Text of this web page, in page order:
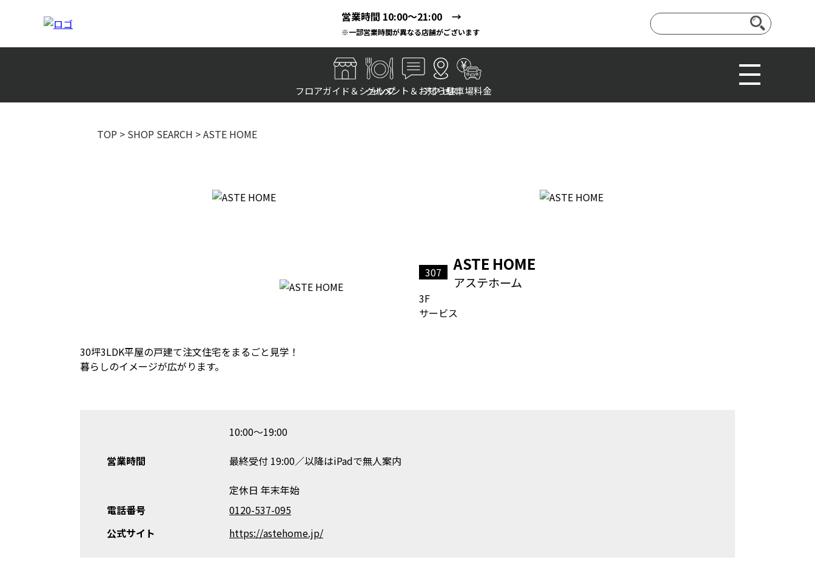
営業時間 10:00～21:00 →
※一部営業時間が異なる店舗がございます
フロアガイド＆ショップ
グルメ
イベント＆お知らせ
アクセス駐車場料金
TOP > SHOP SEARCH >ASTE HOME
307 ASTE HOME
アステホーム
3F
サービス
30坪3LDK平屋の戸建て注文住宅をまるごと見学！
暮らしのイメージが広がります。
営業時間
10:00～19:00
最終受付 19:00／以降はiPadで無人案内
定休日 年末年始
電話番号
0120-537-095
公式サイト
https://astehome.jp/